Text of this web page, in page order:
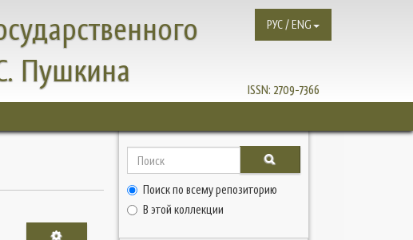
Пушкина
ISSN: 2709-7366
РУС / ENG
Поиск по всему репозиторию
В этой коллекции